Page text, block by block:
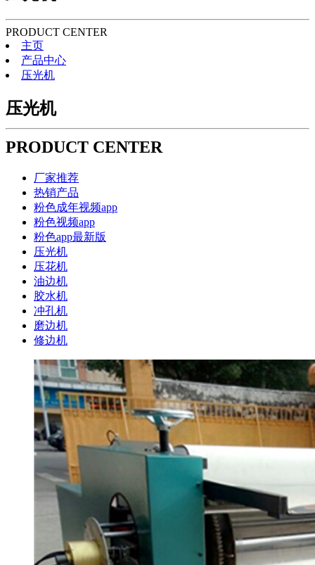
PRODUCT CENTER
主页
产品中心
压光机
压光机
PRODUCT CENTER
厂家推荐
热销产品
粉色成年视频app
粉色视频app
粉色app最新版
压光机
压花机
油边机
胶水机
冲孔机
磨边机
修边机